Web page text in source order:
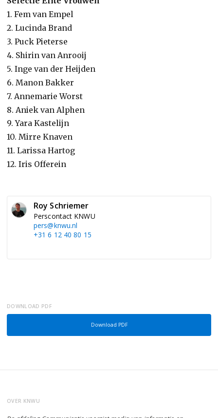
1. Fem van Empel
2. Lucinda Brand
3. Puck Pieterse
4. Shirin van Anrooij
5. Inge van der Heijden
6. Manon Bakker
7. Annemarie Worst
8. Aniek van Alphen
9. Yara Kastelijn
10. Mirre Knaven
11. Larissa Hartog
12. Iris Offerein
Roy Schriemer
Perscontact KNWU
pers@knwu.nl
+31 6 12 40 80 15
DOWNLOAD PDF
Download PDF
OVER KNWU